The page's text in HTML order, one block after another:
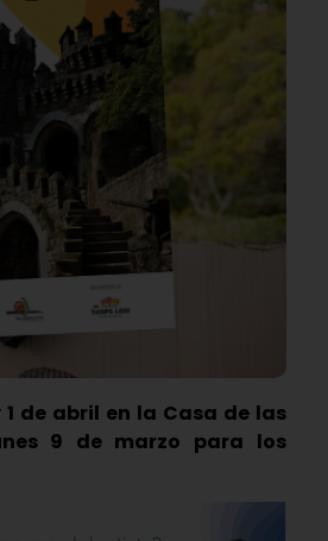
de abril en la Casa de las
9 de marzo para los